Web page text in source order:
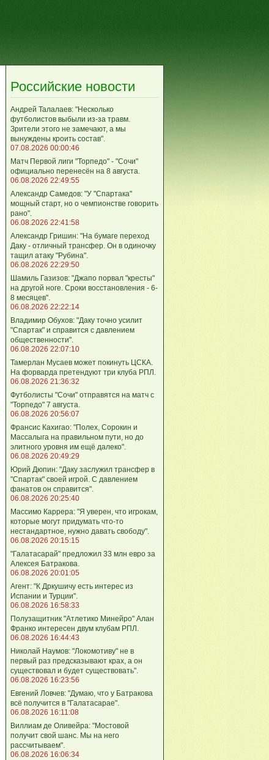
Российские новости
Андрей Талалаев: "Несколько
футболистов выбыли из-за травм.
Зрители этого не замечают, а мы
вынуждены кроить состав".
07.08.2026 00:00:46
Матч Первой лиги "Торпедо" - "Сочи"
официально перенесён на 8 августа.
06.08.2026 22:49:55
Александр Самедов: "У "Спартака"
мощный старт, но о чемпионстве говорить
рано".
06.08.2026 22:41:58
Александр Гришин: "На бумаге переход
Даку - отличный трансфер. Он в одиночку
тащил атаку "Рубина".
06.08.2026 22:29:50
Шамиль Газизов: "Джапо порвал "кресты"
на другой ноге. Сроки восстановления - 6-
8 месяцев".
06.08.2026 22:22:14
Владимир Обухов: "Даку точно усилит
"Спартак" и справится с давлением
общественности".
06.08.2026 22:07:10
Тамерлан Мусаев может покинуть ЦСКА.
На форварда претендуют три клуба РПЛ.
06.08.2026 21:36:32
Футболисты "Сочи" отправятся на матч с
"Торпедо" 7 августа.
06.08.2026 20:56:07
Франсис Кахигао: "Полех, Сорокин и
Массалыга на правильном пути, но до
элитного уровня им ещё далеко".
06.08.2026 20:49:29
Юрий Дюпин: "Даку заслужил трансфер в
"Спартак" своей игрой. С давлением
фанатов он справится".
06.08.2026 20:25:40
Массимо Каррера: "Я уверен, что игрокам,
которые могут придумать что-то
нестандартное, нужно давать свободу".
06.08.2026 20:15:15
"Галатасарай" предложил 33 млн евро за
Алексея Батракова.
06.08.2026 20:01:05
Агент: "К Дркушичу есть интерес из
Испании и Турции".
06.08.2026 16:58:33
Полузащитник "Атлетико Минейро" Алан
Франко интересен двум клубам РПЛ.
06.08.2026 16:44:43
Николай Наумов: "Локомотиву" не в
первый раз предсказывают крах, а он
существовал и будет существовать".
06.08.2026 16:23:56
Евгений Ловчев: "Думаю, что у Батракова
всё получится в "Галатасарае".
06.08.2026 16:11:08
Виллиам де Оливейра: "Мостовой
получит свой шанс. Мы на него
рассчитываем".
06.08.2026 16:06:34